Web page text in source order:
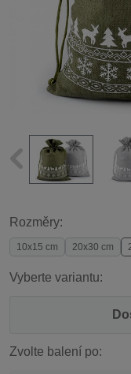
Rozměry:
10x15 cm 20x30 cm
Vyberte variantu:
Zvolte balení po: